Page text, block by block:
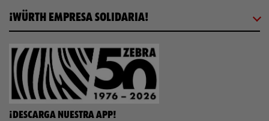
¡WÜRTH EMPRESA SOLIDARIA!
¡DESCARGA NUESTRA APP!